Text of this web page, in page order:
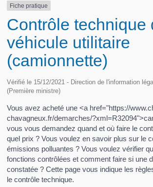
Fiche pratique
Contrôle technique
véhicule utilitaire
(camionnette)
Vérifié le 15/12/2021 - Direction de l'information
(Première ministre)
Vous avez acheté une <a href="https://
chavagneux.fr/demarches/
vous vous demandez quand et où faire le
quel prix ? Vous voulez en savoir plus sur le
émissions polluantes ? Vous voulez vérifier
fonctions contrôlées et comment faire si une
constatée ? Cette page vous indique les
le contrôle technique.